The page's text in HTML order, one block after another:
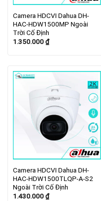
Camera HDCVI Dahua DH-
HAC-HDW1500MP Ngoài
Trời Cố Định
1.350.000₫
Camera HDCVI Dahua DH-
HAC-HDW1500TLQP-A-S2
Ngoài Trời Cố Định
1.430.000₫